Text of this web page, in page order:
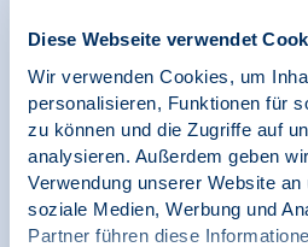
Diese Webseite verwendet
Wir verwenden Cookies, um
personalisieren, Funktionen für
zu können und die Zugriffe auf
analysieren. Außerdem geben
Verwendung unserer Website
soziale Medien, Werbung und
Partner führen diese
08.06.2026
Pressemitteilung | Gerechte
psychotherapeutische